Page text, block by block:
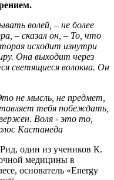
волей, – не более
– сказал он, – То, что
исходит изнутри
Она выходит через
светящиеся волокна. Он
не мысль, не предмет,
тебя побеждать,
Воля - это то,
Кастанеда
один из учеников К.
медицины в
основатель «Energy